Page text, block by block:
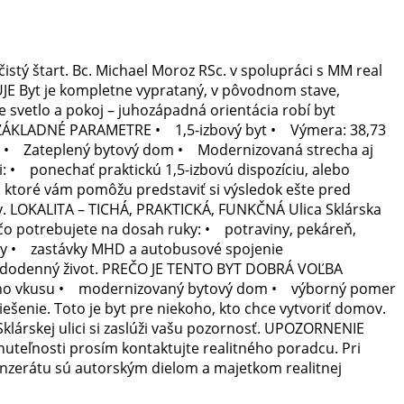
štart. Bc. Michael Moroz RSc. v spolupráci s MM real
Byt je kompletne vyprataný, v pôvodnom stave,
a pokoj – juhozápadná orientácia robí byt
PARAMETRE • 1,5-izbový byt • Výmera: 38,73
Zateplený bytový dom • Modernizovaná strecha aj
• ponechať praktickú 1,5-izbovú dispozíciu, alebo
vám pomôžu predstaviť si výsledok ešte pred
– TICHÁ, PRAKTICKÁ, FUNKČNÁ Ulica Sklárska
potrebujete na dosah ruky: • potraviny, pekáreň,
• zastávky MHD a autobusové spojenie
život. PREČO JE TENTO BYT DOBRÁ VOĽBA
vkusu • modernizovaný bytový dom • výborný pomer
Toto je byt pre niekoho, kto chce vytvoriť domov.
ulici si zaslúži vašu pozornosť. UPOZORNENIE
prosím kontaktujte realitného poradcu. Pri
sú autorským dielom a majetkom realitnej